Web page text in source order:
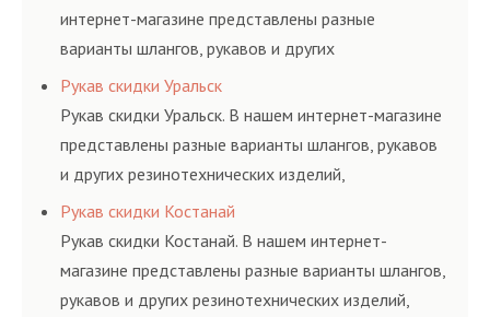
интернет-магазине представлены разные
варианты шлангов, рукавов и других
резинотехнических изделий, соответствующих
ГОСТам, техническим условиям и нормативам.
Рукав скидки Уральск
Рукав скидки Уральск. В нашем интернет-магазине
представлены разные варианты шлангов, рукавов
и других резинотехнических изделий,
соответствующих ГОСТам, техническим условиям
и нормативам.
Рукав скидки Костанай
Рукав скидки Костанай. В нашем интернет-
магазине представлены разные варианты шлангов,
рукавов и других резинотехнических изделий,